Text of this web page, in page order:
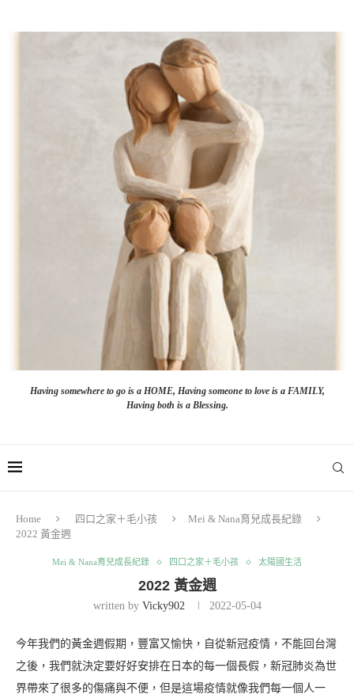
Having somewhere to go is a HOME, Having someone to love is a FAMILY,
Having both is a Blessing.
Home 四口之家＋毛小孩
Mei & Nana育兒成長紀錄
2022 黃金週
Mei & Nana育兒成長紀錄 四口之家＋毛小孩 太陽國生活
2022 黃金週
written by Vicky902 2022-05-04
今年我們的黃金週假期，豐富又愉快，自從新冠疫情，不能回台灣
之後，我們就決定要好好安排在日本的每一個長假，新冠肺炎為世
界帶來了很多的傷痛與不便，但是這場疫情就像我們每一個人一